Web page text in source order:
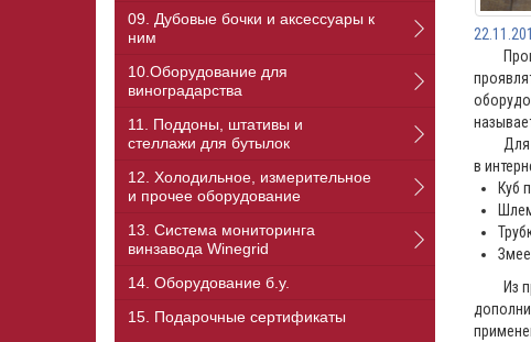
Для
в
Куб
Из
09. Дубовые бочки и аксессуары к
ним
10.Оборудование для
виноградарства
11. Поддоны, штативы и
стеллажи для бутылок
12. Холодильное, измерительное
и прочее оборудование
13. Cистема мониторинга
винзавода Winegrid
14. Оборудование б.у.
15. Подарочные сертификаты